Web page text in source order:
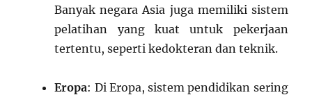
Banyak negara Asia juga memiliki sistem
pelatihan yang kuat untuk pekerjaan
tertentu, seperti kedokteran dan teknik.
Eropa: Di Eropa, sistem pendidikan sering